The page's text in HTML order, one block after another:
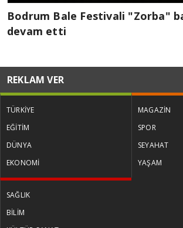
Bodrum Bale Festivali "Zorba"
devam etti
REKLAM VER
TÜRKİYE
EĞİTİM
DÜNYA
EKONOMİ
MAGAZİN
SPOR
SEYAHAT
YAŞAM
SAĞLIK
BİLİM